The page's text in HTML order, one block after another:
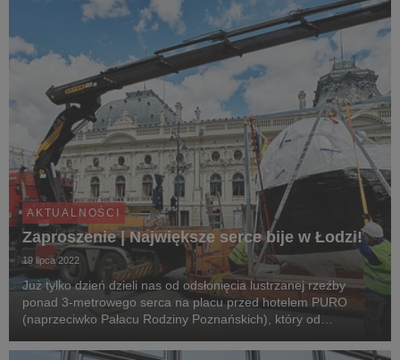
AKTUALNOŚCI
Zaproszenie | Największe serce bije w Łodzi!
19 lipca 2022
Już tylko dzień dzieli nas od odsłonięcia lustrzanej rzeźby
ponad 3-metrowego serca na placu przed hotelem PURO
(naprzeciwko Pałacu Rodziny Poznańskich), który od
Pomocy.